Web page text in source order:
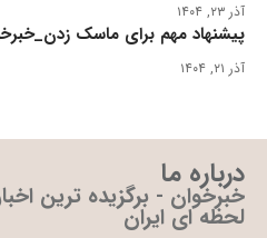
آذر ۲۳, ۱۴۰۴
پیشنهاد مهم برای ماسک
آذر ۲۱, ۱۴۰۴
درباره ما
خبرخوان - برگزیده ترین
لحظه ای ایران